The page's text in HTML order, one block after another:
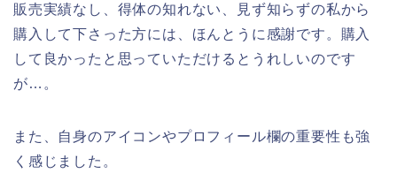
販売実績なし、得体の知れない、見ず知らずの私から
購入して下さった方には、ほんとうに感謝です。購入
して良かったと思っていただけるとうれしいのです
が…。
また、自身のアイコンやプロフィール欄の重要性も強
く感じました。